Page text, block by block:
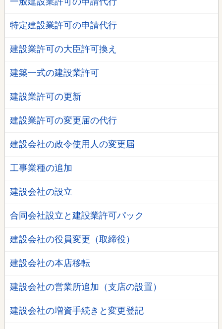
特定建設業許可の申請代行
建設業許可の大臣許可換え
建築一式の建設業許可
建設業許可の更新
建設業許可の変更届の代行
建設会社の政令使用人の変更届
工事業種の追加
建設会社の設立
合同会社設立と建設業許可パック
建設会社の役員変更（取締役）
建設会社の本店移転
建設会社の営業所追加（支店の設置）
建設会社の増資手続きと変更登記